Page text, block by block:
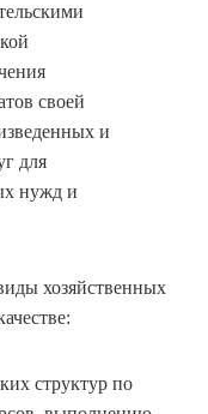
своей
и
для
нужд и
хозяйственных
структур по